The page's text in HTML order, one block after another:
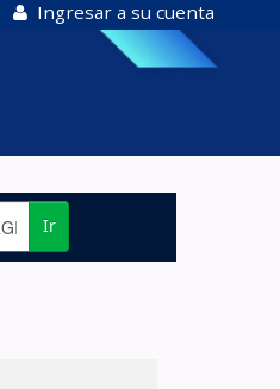
Ingresar a su cuenta
Ir